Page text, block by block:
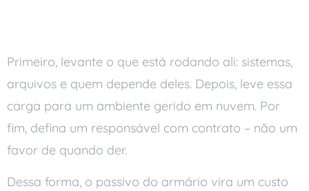
Primeiro, levante o que está rodando ali: sistemas,
arquivos e quem depende deles. Depois, leve essa
carga para um ambiente gerido em nuvem. Por
fim, defina um responsável com contrato – não um
favor de quando der.
Dessa forma, o passivo do armário vira um custo